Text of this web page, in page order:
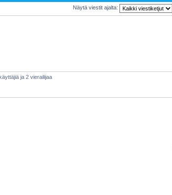
Näytä viestit ajalta:
ja 2 vierailijaa